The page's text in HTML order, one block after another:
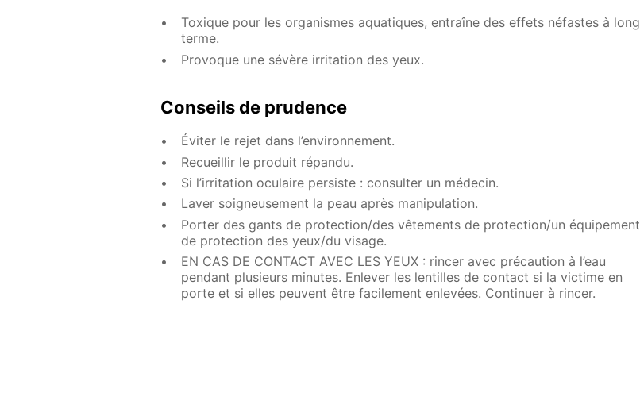
Toxique pour les organismes aquatiques, entraîne des effets néfastes à long
terme.
Provoque une sévère irritation des yeux.
Conseils de prudence
Éviter le rejet dans l’environnement.
Recueillir le produit répandu.
Si l’irritation oculaire persiste : consulter un médecin.
Laver soigneusement la peau après manipulation.
Porter des gants de protection/des vêtements de protection/un équipement
de protection des yeux/du visage.
EN CAS DE CONTACT AVEC LES YEUX : rincer avec précaution à l’eau
pendant plusieurs minutes. Enlever les lentilles de contact si la victime en
porte et si elles peuvent être facilement enlevées. Continuer à rincer.